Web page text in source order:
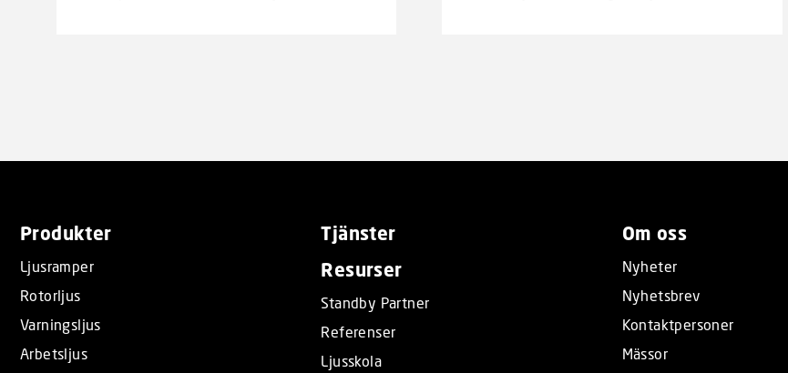
Produkter
Ljusramper
Rotorljus
Varningsljus
Arbetsljus
Tjänster
Resurser
Standby Partner
Referenser
Ljusskola
Om oss
Nyheter
Nyhetsbrev
Kontaktpersoner
Mässor